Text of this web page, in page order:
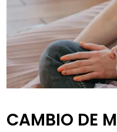
CAMBIO DE